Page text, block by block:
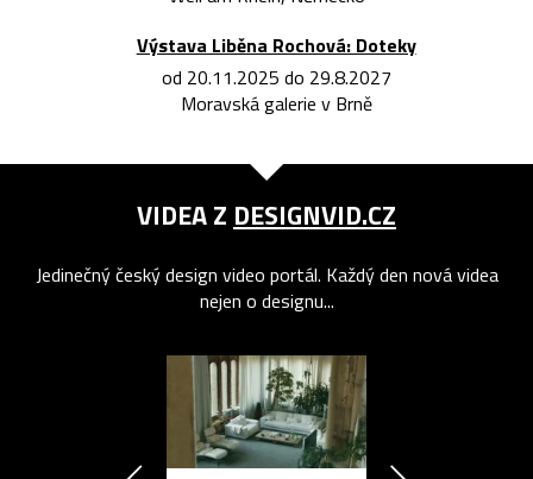
Výstava Liběna Rochová: Doteky
od 20.11.2025 do 29.8.2027
Moravská galerie v Brně
VIDEA Z DESIGNVID.CZ
Jedinečný český design video portál. Každý den nová videa
nejen o designu...